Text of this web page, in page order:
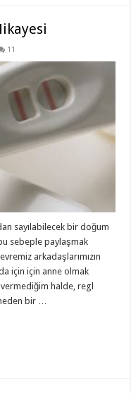
11
sayılabilecek bir doğum
sebeple paylaşmak
arkadaşlarımızın
için için anne olmak
halde, regl
bir …